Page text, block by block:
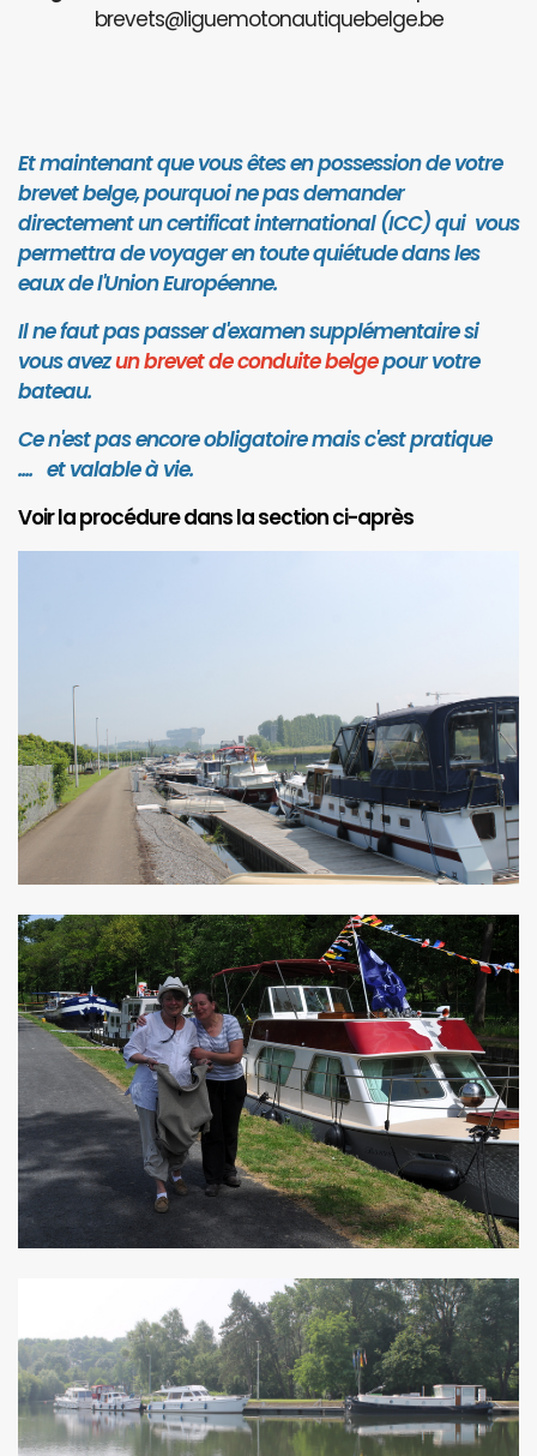
brevets@liguemotonautiquebelge.be
Et maintenant que vous êtes en possession de votre
brevet belge, pourquoi ne pas demander
directement un certificat international (ICC) qui vous
permettra de voyager en toute quiétude dans les
eaux de l'Union Européenne.
Il ne faut pas passer d'examen supplémentaire si
vous avezun brevet de conduite belgepour votre
bateau.
Ce n'est pas encore obligatoire mais c'est pratique
.... et valable à vie.
Voir la procédure dans la section ci-après